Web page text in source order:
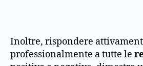
Inoltre, rispondere
professionalmente a tutte le